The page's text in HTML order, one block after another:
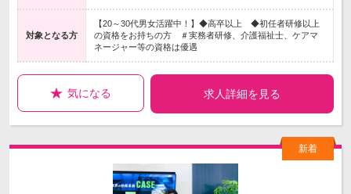
対象となる方
【20～30代男女活躍中！】◆高卒以上 ◆初任者研修以上
の資格をお持ちの方 ＃実務者研修、介護福祉士、ケアマ
ネージャー等の資格は優遇
気になる 求人詳細を見る